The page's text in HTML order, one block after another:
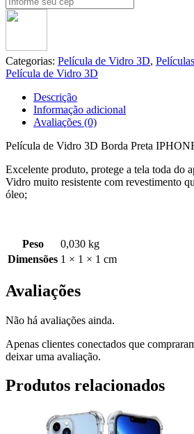
Categorias: Película de Vidro 3D, Películas
Película de Vidro 3D
Descrição
Informação adicional
Avaliações (0)
Película de Vidro 3D Borda Preta
Excelente produto, protege a tela toda do
Vidro muito resistente com revestimento
óleo;
Peso
0,030 kg
Dimensões 1 × 1 × 1 cm
Avaliações
Não há avaliações ainda.
Apenas clientes conectados que
deixar uma avaliação.
Produtos relacionados